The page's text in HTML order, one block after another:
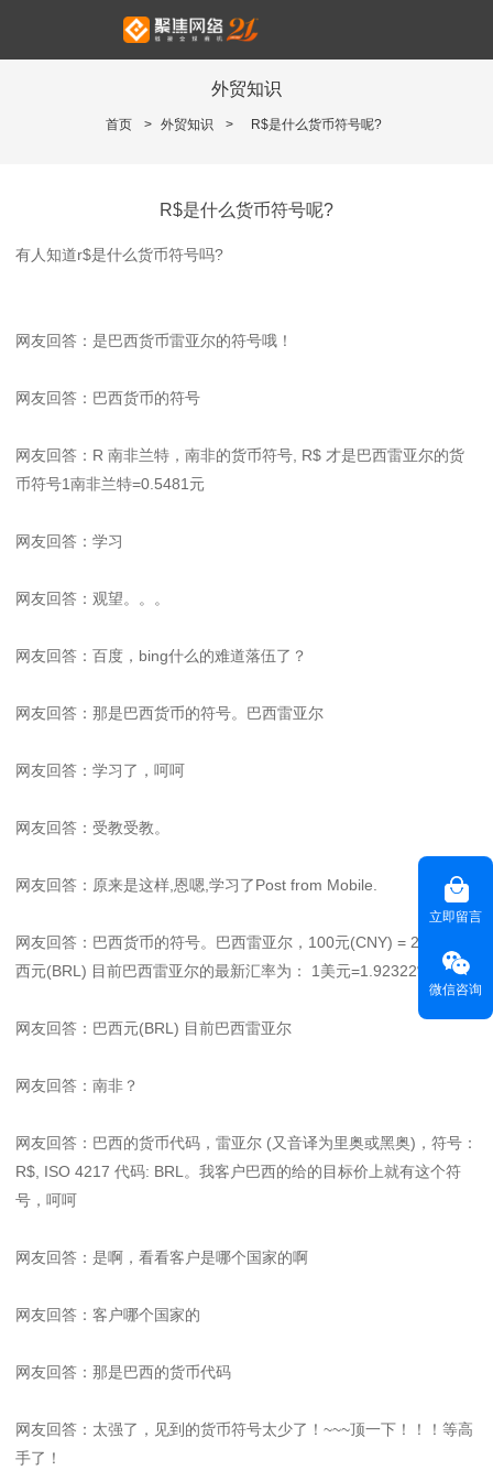
外贸知识
首页 > 外贸知识 > R$是什么货币符号呢?
R$是什么货币符号呢?
有人知道r$是什么货币符号吗?
网友回答：是巴西货币雷亚尔的符号哦！
网友回答：巴西货币的符号
网友回答：R 南非兰特，南非的货币符号, R$ 才是巴西雷亚尔的货
币符号1南非兰特=0.5481元
网友回答：学习
网友回答：观望。。。
网友回答：百度，bing什么的难道落伍了？
网友回答：那是巴西货币的符号。巴西雷亚尔
网友回答：学习了，呵呵
网友回答：受教受教。
网友回答：原来是这样,恩嗯,学习了Post from Mobile.
网友回答：巴西货币的符号。巴西雷亚尔，100元(CNY) = 25.41巴
西元(BRL) 目前巴西雷亚尔的最新汇率为： 1美元=1.92322雷亚尔
网友回答：巴西元(BRL) 目前巴西雷亚尔
网友回答：南非？
网友回答：巴西的货币代码，雷亚尔 (又音译为里奥或黑奥)，符号：
R$, ISO 4217 代码: BRL。我客户巴西的给的目标价上就有这个符
号，呵呵
网友回答：是啊，看看客户是哪个国家的啊
网友回答：客户哪个国家的
网友回答：那是巴西的货币代码
网友回答：太强了，见到的货币符号太少了！~~~顶一下！！！等高
手了！
立即留言
微信咨询